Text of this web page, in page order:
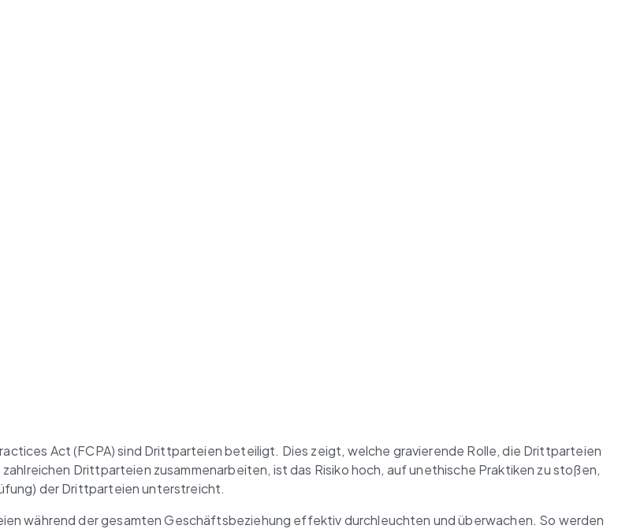
Act (FCPA) sind Drittparteien beteiligt. Dies zeigt, welche gravierende Rolle, die Drittparteien
Drittparteien zusammenarbeiten, ist das Risiko hoch, auf unethische Praktiken zu stoßen,
der Drittparteien unterstreicht.
während der gesamten Geschäftsbeziehung effektiv durchleuchten und überwachen. So werden